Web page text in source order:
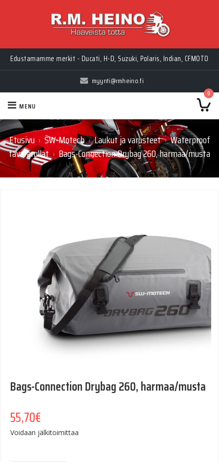
Edustamamme merkit - Ducati, H-D, Suzuki, Polaris, Indian, CFMOTO
myynti@rmheino.fi
0
MENU
Etusivu › SW-Motech › Laukut ja varusteet › Waterproof
tavararullat › Bags-Connection Drybag 260, harmaa/musta
Bags-Connection Drybag 260, harmaa/musta
55,70€
Voidaan jälkitoimittaa